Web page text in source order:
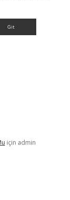
için admin